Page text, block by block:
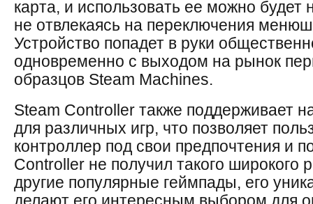
карта, и использовать ее можно
не отвлекаясь на переключения
Устройство попадет в руки
одновременно с выходом на рынок
образцов Steam Machines.
Steam Controller также поддерживает
для различных игр, что позволяет
контроллер под свои предпочтения и
Controller не получил такого широкого
другие популярные геймпады, его